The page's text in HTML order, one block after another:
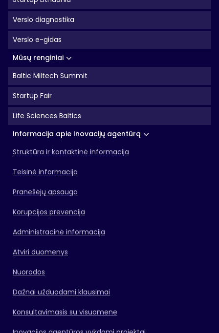
Verslo diagnostika
Verslo e-gidas
Mūsų renginiai
Baltic Miltech Summit
Startup Fair
Life Sciences Baltics
Informacija apie Inovacijų agentūrą
Struktūra ir kontaktinė informacija
Teisinė informacija
Pranešėjų apsauga
Korupcijos prevencija
Administracinė informacija
Atviri duomenys
Nuorodos
Dažnai užduodami klausimai
Konsultavimasis su visuomene